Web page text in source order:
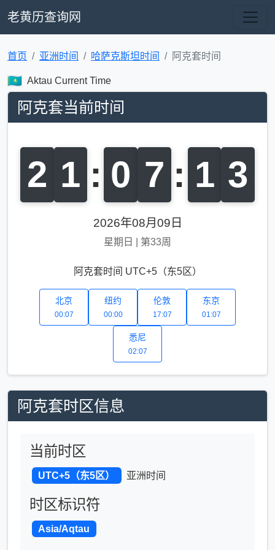
老黄历查询网
首页 亚洲时间 哈萨克斯坦时间 阿克套时间
Aktau Current Time
阿克套当前时间
2 1 : 0 7 : 1 4
2026年08月09日
星期日 第33周
阿克套时间 UTC+5（东5区）
北京
00:07
纽约
00:00
伦敦
17:07
东京
01:07
悉尼
02:07
阿克套时区信息
当前时区
UTC+5（东5区） 亚洲时间
时区标识符
Asia/Aqtau